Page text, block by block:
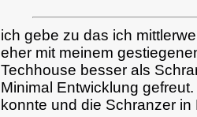
ich gebe zu das ich
eher mit meinem
Techhouse besser als
Minimal Entwicklung
konnte und die Schranzer